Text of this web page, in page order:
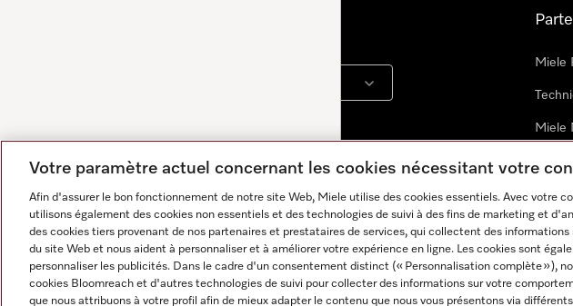
Les réponses sont générées par IA. Notre assistant peut
Miele
Miele
Informations légales CGV Protection des données Conditions d’utilisation
Votre paramètre actuel concernant les cookies nécessitant votre
Afin d'assurer le bon fonctionnement de notre site Web, Miele utilise des cookies essentiels. Avec votre
utilisons également des cookies non essentiels et des technologies de suivi à des fins de marketing et
des cookies tiers provenant de nos partenaires et prestataires de services, qui collectent des
du site Web et nous aident à personnaliser et à améliorer votre expérience en ligne. Les cookies sont
personnaliser les publicités. Dans le cadre d'un consentement distinct (« Personnalisation complète »),
cookies Bloomreach et d'autres technologies de suivi pour collecter des informations sur votre
que nous attribuons à votre profil afin de mieux adapter le contenu que nous vous présentons via